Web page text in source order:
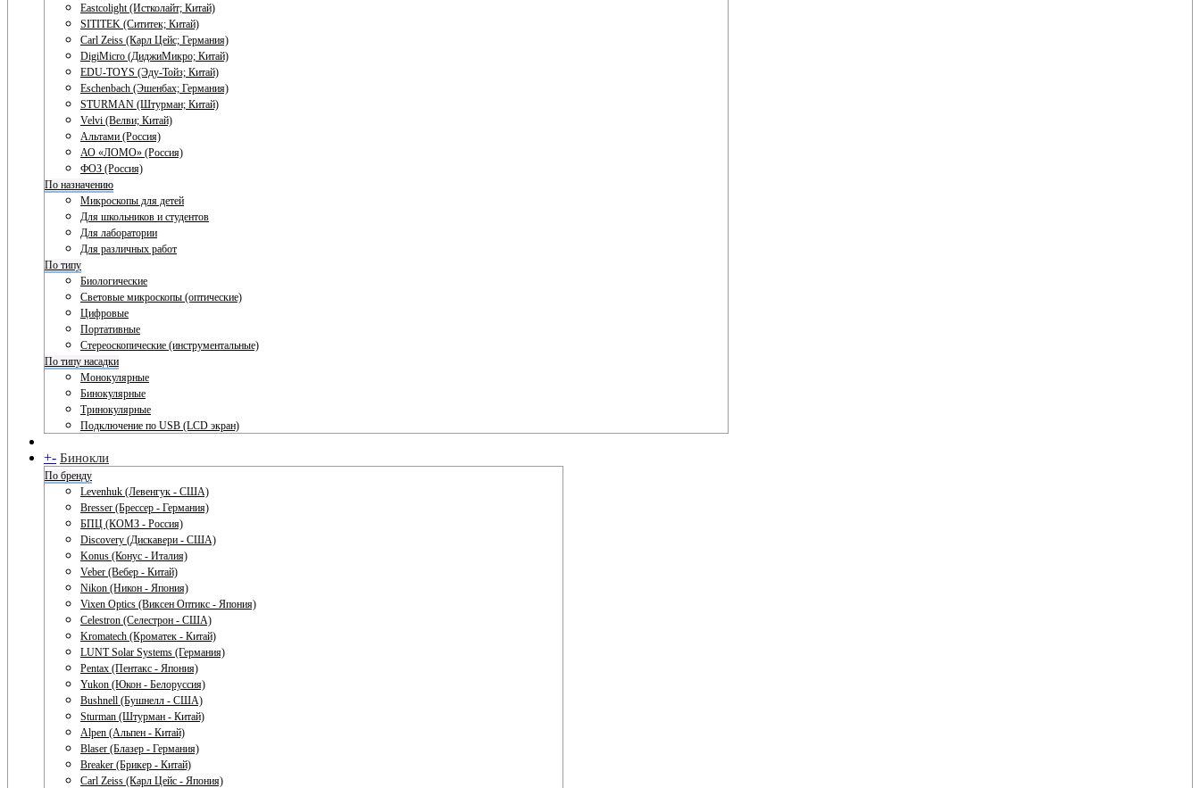
Eastcolight (Истколайт; Китай)
SITITEK (Сититек; Китай)
Carl Zeiss (Карл Цейс; Германия)
DigiMicro (ДиджиМикро; Китай)
EDU-TOYS (Эду-Тойз; Китай)
Eschenbach (Эшенбах; Германия)
STURMAN (Штурман; Китай)
Velvi (Велви; Китай)
Альтами (Россия)
АО «ЛОМО» (Россия)
ФОЗ (Россия)
По назначению
Микроскопы для детей
Для школьников и студентов
Для лаборатории
Для различных работ
По типу
Биологические
Световые микроскопы (оптические)
Цифровые
Портативные
Стереоскопические (инструментальные)
По типу насадки
Монокулярные
Бинокулярные
Тринокулярные
Подключение по USB (LCD экран)
+- Бинокли
По бренду
Levenhuk (Левенгук - США)
Bresser (Брессер - Германия)
БПЦ (КОМЗ - Россия)
Discovery (Дискавери - США)
Konus (Конус - Италия)
Veber (Вебер - Китай)
Nikon (Никон - Япония)
Vixen Optics (Виксен Оптикс - Япония)
Celestron (Селестрон - США)
Kromatech (Кроматек - Китай)
LUNT Solar Systems (Германия)
Pentax (Пентакс - Япония)
Yukon (Юкон - Белоруссия)
Bushnell (Бушнелл - США)
Sturman (Штурман - Китай)
Alpen (Альпен - Китай)
Blaser (Блазер - Германия)
Breaker (Брикер - Китай)
Carl Zeiss (Карл Цейс - Япония)